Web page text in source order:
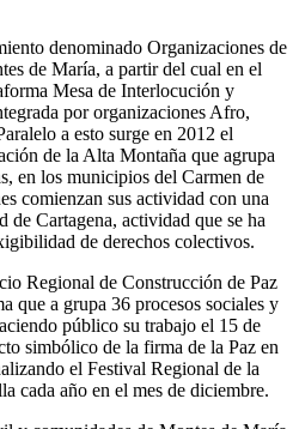
denominado Organizaciones de
de María, a partir del cual en el
Mesa de Interlocución y
por organizaciones Afro,
a esto surge en 2012 el
de la Alta Montaña que agrupa
en los municipios del Carmen de
comienzan sus actividad con una
de Cartagena, actividad que se ha
de derechos colectivos.
Regional de Construcción de Paz
que a grupa 36 procesos sociales y
público su trabajo el 15 de
simbólico de la firma de la Paz en
el Festival Regional de la
cada año en el mes de diciembre.